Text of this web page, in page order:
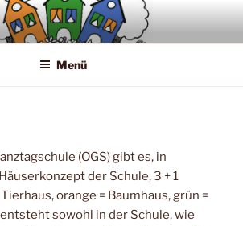
Menü
(OGS) gibt es, in
der Schule, 3 + 1
orange = Baumhaus, grün =
sowohl in der Schule, wie